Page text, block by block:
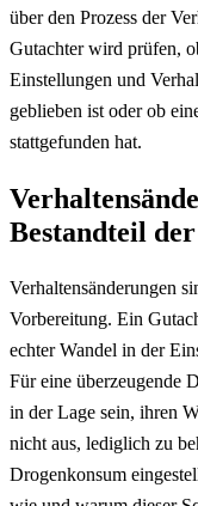
über den Prozess der
Gutachter wird prüfen,
Einstellungen und
geblieben ist oder ob
stattgefunden hat.
Bestandteil
Verhaltensänderungen
Vorbereitung. Ein
echter Wandel in der
Für eine überzeugende
in der Lage sein, ihren
nicht aus, lediglich zu
Drogenkonsum